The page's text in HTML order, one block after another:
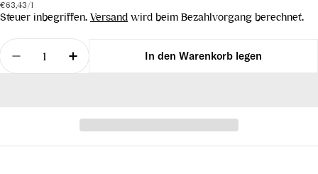
Preis
Stückpreis
€63,43/pro
l
Steuer inbegriffen. Versand wird beim Bezahlvorgang berechnet.
Menge
Menge für Valdavi Grappa di Moscato verringern
Menge für Valdavi Grappa di Moscato
In den Warenkorb legen